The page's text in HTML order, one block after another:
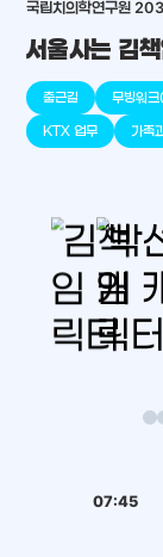
국립치의학연구원
서울사는 김
출근길 무빙워크
KTX 업무 가족
07:45